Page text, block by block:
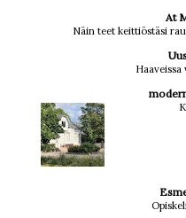
At
Näin teet keittiöstäsi